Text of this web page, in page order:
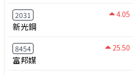
2031 4.05
新光鋼
8454 25.50
富邦媒